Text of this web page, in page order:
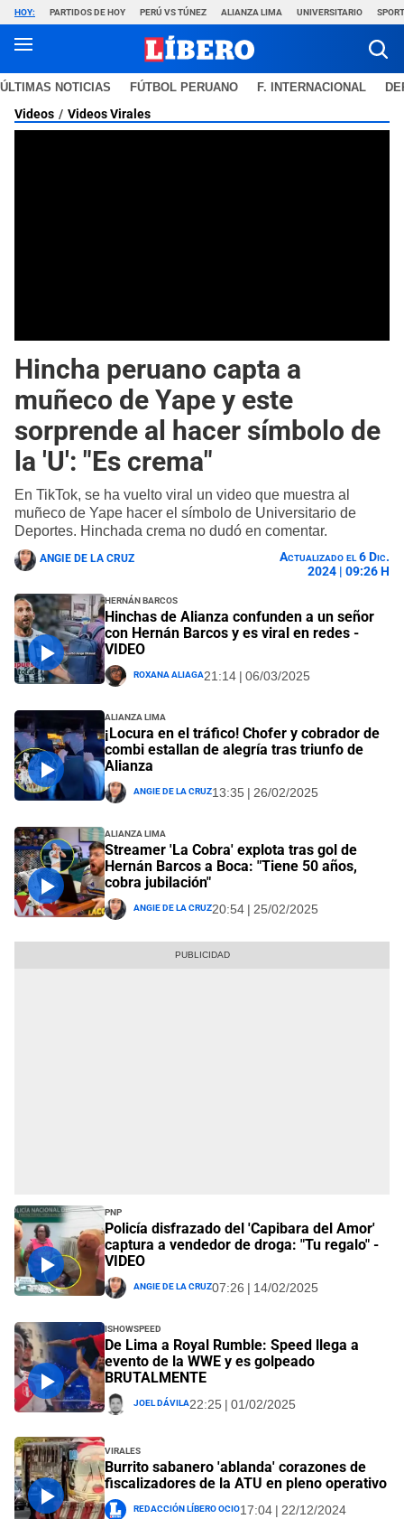
HOY: PARTIDOS DE HOY PERÚ VS TÚNEZ ALIANZA LIMA UNIVERSITARIO
ÚLTIMAS NOTICIAS FÚTBOL PERUANO F. INTERNACIONAL
Videos Videos Virales
Hincha peruano capta a
muñeco de Yape y este
sorprende al hacer símbolo de
la 'U': "Es crema"
En TikTok, se ha vuelto viral un video que muestra al
muñeco de Yape hacer el símbolo de Universitario de
Deportes. Hinchada crema no dudó en comentar.
ANGIE DE LA CRUZ
Actualizado el 6 Dic.
2024 | 09:26 H
Hernán Barcos
Hinchas de Alianza confunden a un señor
con Hernán Barcos y es viral en redes -
VIDEO
Roxana Aliaga21:14 | 06/03/2025
Alianza Lima
¡Locura en el tráfico! Chofer y cobrador de
combi estallan de alegría tras triunfo de
Alianza
Angie De La Cruz13:35 | 26/02/2025
Alianza Lima
Streamer 'La Cobra' explota tras gol de
Hernán Barcos a Boca: "Tiene 50 años,
cobra jubilación"
Angie De La Cruz20:54 | 25/02/2025
PNP
Policía disfrazado del 'Capibara del Amor'
captura a vendedor de droga: "Tu regalo" -
VIDEO
Angie De La Cruz07:26 | 14/02/2025
IShowSpeed
De Lima a Royal Rumble: Speed llega a
evento de la WWE y es golpeado
BRUTALMENTE
Joel Dávila22:25 | 01/02/2025
Virales
Burrito sabanero 'ablanda' corazones de
fiscalizadores de la ATU en pleno operativo
Redacción Líbero Ocio17:04 | 22/12/2024